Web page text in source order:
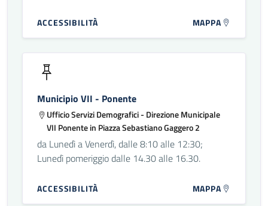
ACCESSIBILITÀ MAPPA
Municipio VII - Ponente
Ufficio Servizi Demografici - Direzione Municipale
VII Ponente in Piazza Sebastiano Gaggero 2
da Lunedì a Venerdì, dalle 8:10 alle 12:30;
Lunedì pomeriggio dalle 14.30 alle 16.30.
ACCESSIBILITÀ MAPPA